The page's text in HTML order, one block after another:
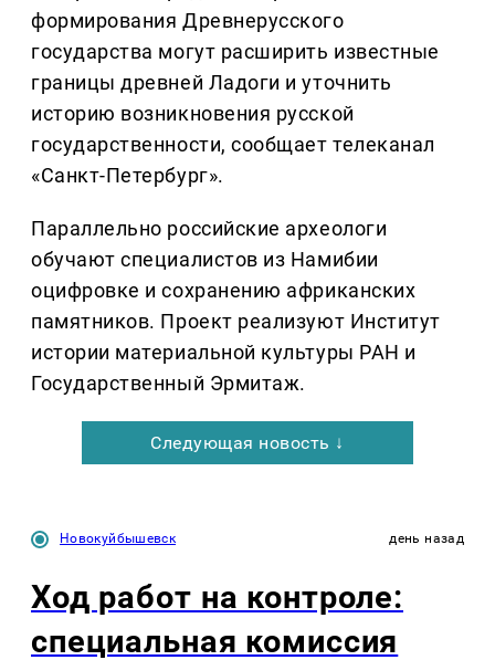
формирования Древнерусского
государства могут расширить известные
границы древней Ладоги и уточнить
историю возникновения русской
государственности, сообщает телеканал
«Санкт-Петербург».
Параллельно российские археологи
обучают специалистов из Намибии
оцифровке и сохранению африканских
памятников. Проект реализуют Институт
истории материальной культуры РАН и
Государственный Эрмитаж.
Следующая новость ↓
Новокуйбышевск день назад
Ход работ на контроле:
специальная комиссия